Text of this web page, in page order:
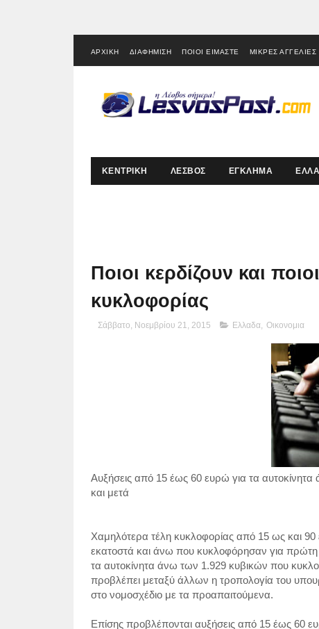
ΑΡΧΙΚΗ ΔΙΑΦΗΜΙΣΗ ΠΟΙΟΙ ΕΙΜΑΣΤΕ ΜΙΚΡΕΣ ΑΓΓΕΛΙΕΣ
ΚΕΝΤΡΙΚΗ ΛΕΣΒΟΣ ΕΓΚΛΗΜΑ
Ποιοι κερδίζουν και
κυκλοφορίας
Σάββατο, Νοεμβρίου 21, 2015 Ελλαδα, Οικονομια
Αυξήσεις από 15 έως 60 ευρώ για τα
και μετά
Χαμηλότερα τέλη κυκλοφορίας από 15 ως και
εκατοστά και άνω που κυκλοφόρησαν για
τα αυτοκίνητα άνω των 1.929 κυβικών που
προβλέπει μεταξύ άλλων η τροπολογία του
στο νομοσχέδιο με τα προαπαιτούμενα.
Επίσης προβλέπονται αυξήσεις από 15 έως 60